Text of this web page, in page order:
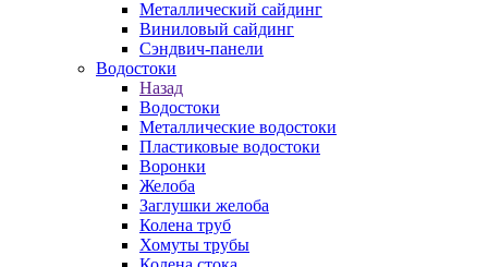
Металлический сайдинг
Виниловый сайдинг
Сэндвич-панели
Водостоки
Назад
Водостоки
Металлические водостоки
Пластиковые водостоки
Воронки
Желоба
Заглушки желоба
Колена труб
Хомуты трубы